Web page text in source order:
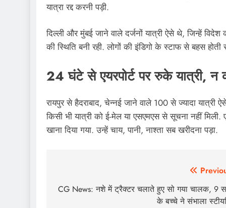
यात्रा रद्द करनी पड़ी.
दिल्ली और मुंबई जाने वाले दर्जनों यात्री ऐसे थे, जिन्हें
की स्थिति बनी रही. लोगों की इंडिगो के स्टाफ से बहस
24 घंटे से एयरपोर्ट पर रुके यात्री, न
रायपुर से हैदराबाद, चेन्नई जाने वाले 100 से ज्यादा
किसी भी यात्री को ई-मेल या एसएमएस से सूचना नहीं
खाना दिया गया. उन्हें चाय, पानी, नाश्ता सब खरीदना पड़ा.
navigation
CG News: नशे में ट्रैक्टर चलाते हुए सो गया चालक, 9
के बच्चे ने संभाला